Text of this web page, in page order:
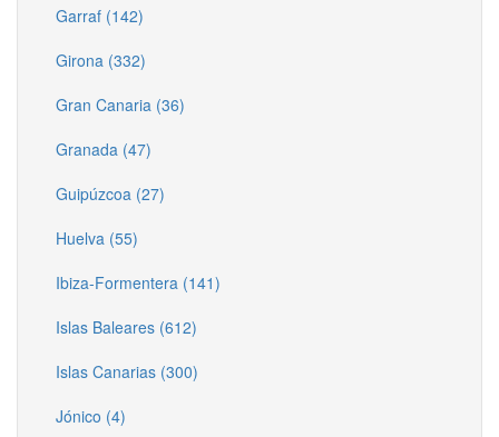
Garraf (142)
Girona (332)
Gran Canaria (36)
Granada (47)
Guipúzcoa (27)
Huelva (55)
Ibiza-Formentera (141)
Islas Baleares (612)
Islas Canarias (300)
Jónico (4)